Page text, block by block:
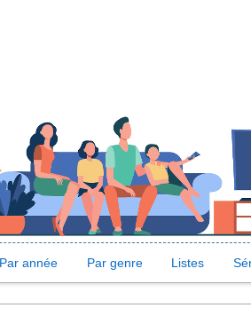
Par année Par genre Listes